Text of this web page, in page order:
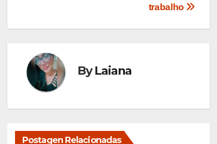
trabalho
ByLaiana
Postagen Relacionadas